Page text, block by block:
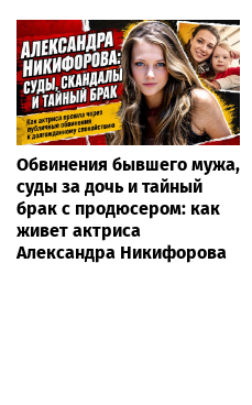
Обвинения бывшего мужа,
суды за дочь и тайный
брак с продюсером: как
живет актриса
Александра Никифорова